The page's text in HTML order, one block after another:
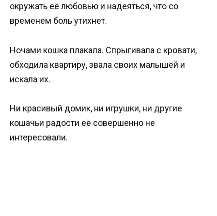
окружать её любовью и надеяться, что со
временем боль утихнет.
Ночами кошка плакала. Спрыгивала с кровати,
обходила квартиру, звала своих малышей и
искала их.
Ни красивый домик, ни игрушки, ни другие
кошачьи радости её совершенно не
интересовали.